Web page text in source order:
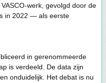
werk, gevolgd door de
in 2022 — als eerste
in gerenommeerde
is verdeeld. De data zijn
onduidelijk. Het debat is nu